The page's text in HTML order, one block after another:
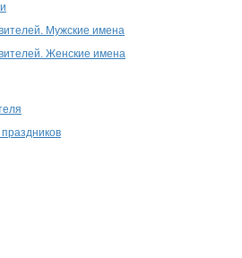
Мужские имена
Женские имена